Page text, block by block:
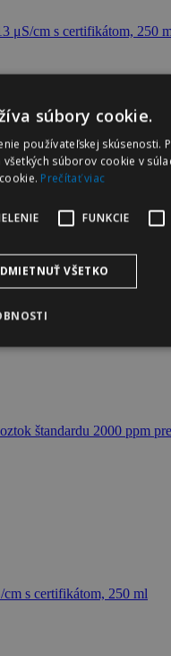
súbory cookie.
používateľskej skúsenosti.
súborov cookie v
Prečítať viac
FUNKCIE
VŠETKO